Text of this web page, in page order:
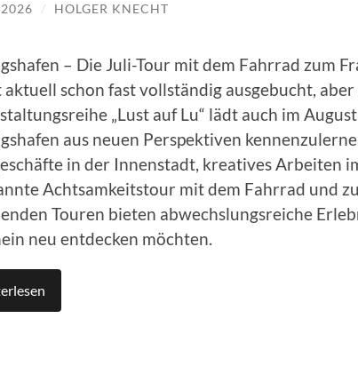
/ HOLGER KNECHT
– Die Juli-Tour mit dem Fahrrad zum
aktuell schon fast vollständig ausgebucht,
„Lust auf Lu“ lädt auch im
aus neuen Perspektiven
in der Innenstadt, kreatives Arbeiten
Achtsamkeitstour mit dem Fahrrad und
Touren bieten abwechslungsreiche
neu entdecken möchten.